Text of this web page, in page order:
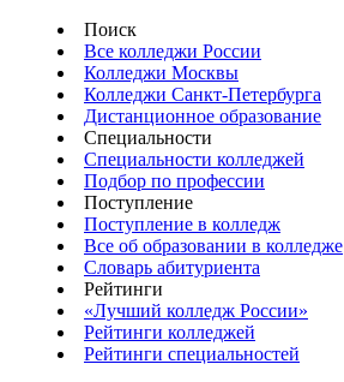
Поиск
Все колледжи России
Колледжи Москвы
Колледжи Санкт-Петербурга
Дистанционное образование
Специальности
Специальности колледжей
Подбор по профессии
Поступление
Поступление в колледж
Все об образовании в колледже
Словарь абитуриента
Рейтинги
«Лучший колледж России»
Рейтинги колледжей
Рейтинги специальностей